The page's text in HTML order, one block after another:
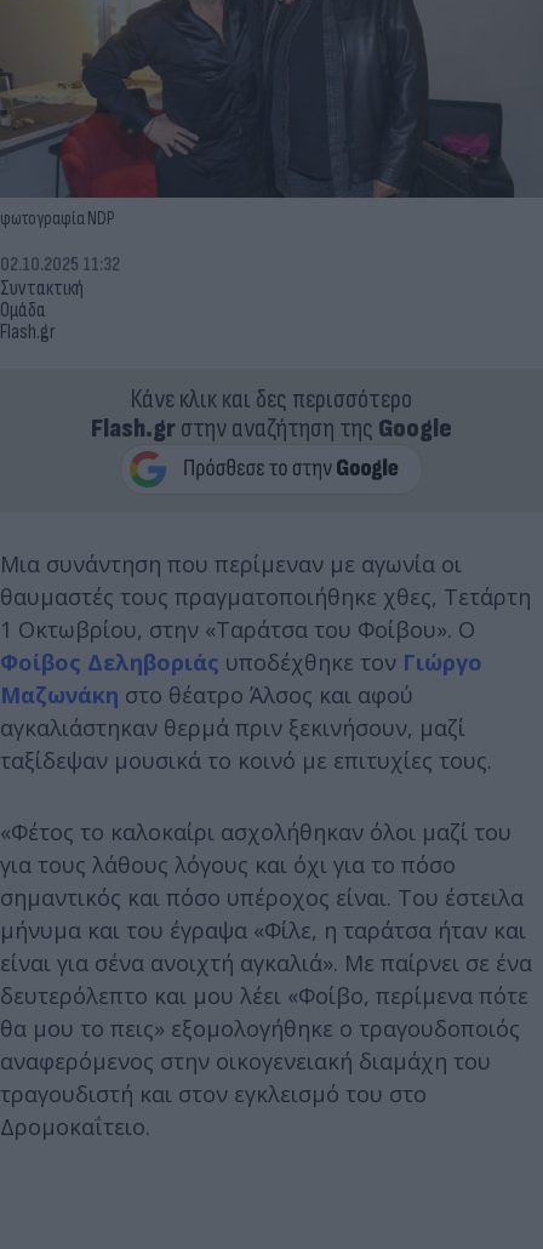
φωτογραφία NDP
Συντακτική
Ομάδα
Flash.gr
02.10.2025 11:32
Κάνε κλικ και δες περισσότερο
Flash.grστην αναζήτηση της Google
Μια συνάντηση που περίμεναν με αγωνία οι
θαυμαστές τους πραγματοποιήθηκε χθες, Τετάρτη
1 Οκτωβρίου, στην «Ταράτσα του Φοίβου». Ο
Φοίβος Δεληβοριάς υποδέχθηκε τον Γιώργο
Μαζωνάκη στο θέατρο Άλσος και αφού
αγκαλιάστηκαν θερμά πριν ξεκινήσουν, μαζί
ταξίδεψαν μουσικά το κοινό με επιτυχίες τους.
«Φέτος το καλοκαίρι ασχολήθηκαν όλοι μαζί του
για τους λάθους λόγους και όχι για το πόσο
σημαντικός και πόσο υπέροχος είναι. Του έστειλα
μήνυμα και του έγραψα «Φίλε, η ταράτσα ήταν και
είναι για σένα ανοιχτή αγκαλιά». Με παίρνει σε ένα
δευτερόλεπτο και μου λέει «Φοίβο, περίμενα πότε
θα μου το πεις» εξομολογήθηκε ο τραγουδοποιός
αναφερόμενος στην οικογενειακή διαμάχη του
τραγουδιστή και στον εγκλεισμό του στο
Δρομοκαΐτειο.